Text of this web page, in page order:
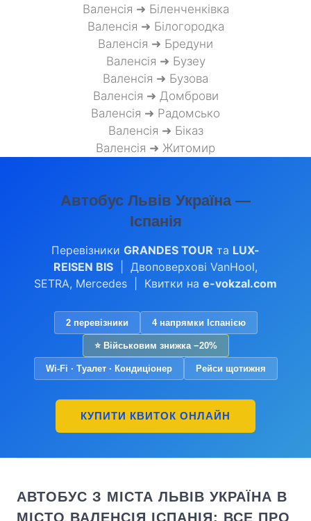
Валенсія ➜ Біленченківка
Валенсія ➜ Білогородка
Валенсія ➜ Бредуни
Валенсія ➜ Бузеу
Валенсія ➜ Бузова
Валенсія ➜ Домброви
Валенсія ➜ Радомсько
Валенсія ➜ Біказ
Валенсія ➜ Житомир
Автобус Львів Україна —
Іспанія
Перевізники GRANDES TOUR та LUX-
REISEN BIS | Двоповерхові VanHool,
SETRA, Mercedes | Квитки на e-vokzal.com
2 перевізники 4 напрямки Іспанією
⭐ Військовим знижка −20%
Wi-Fi · Туалет · Кондиціонер Рейси щотижня
КУПИТИ КВИТОК ОНЛАЙН
АВТОБУС З МІСТА ЛЬВІВ УКРАЇНА В
МІСТО ВАЛЕНСІЯ ІСПАНІЯ: ВСЕ ПРО